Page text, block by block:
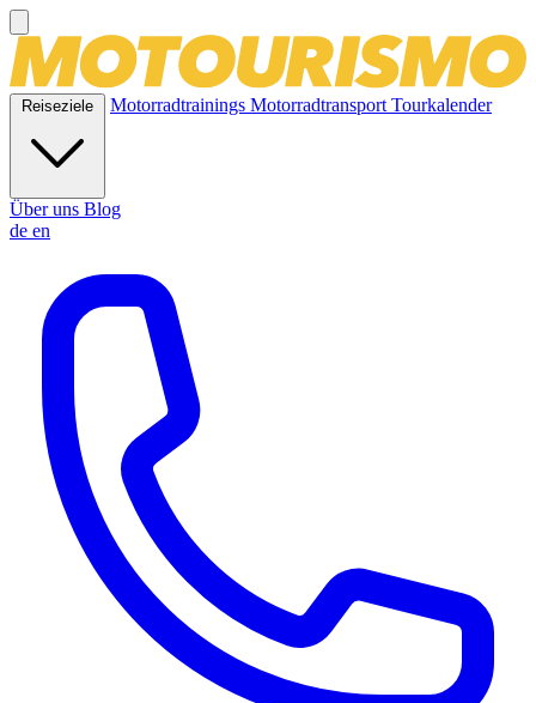
Reiseziele Motorradtrainings MotorradtransportTourkalender
Über uns Blog
de en